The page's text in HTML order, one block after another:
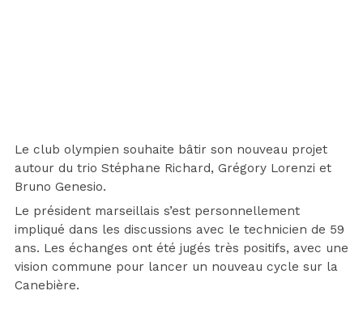
Le club olympien souhaite bâtir son nouveau projet
autour du trio Stéphane Richard, Grégory Lorenzi et
Bruno Genesio.
Le président marseillais s’est personnellement
impliqué dans les discussions avec le technicien de 59
ans. Les échanges ont été jugés très positifs, avec une
vision commune pour lancer un nouveau cycle sur la
Canebière.